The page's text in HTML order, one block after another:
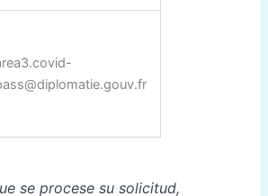
se procese su solicitud,